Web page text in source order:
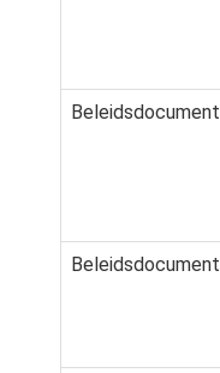
Beleidsdocument
Beleidsdocument